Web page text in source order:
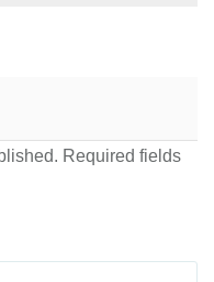
Required fields